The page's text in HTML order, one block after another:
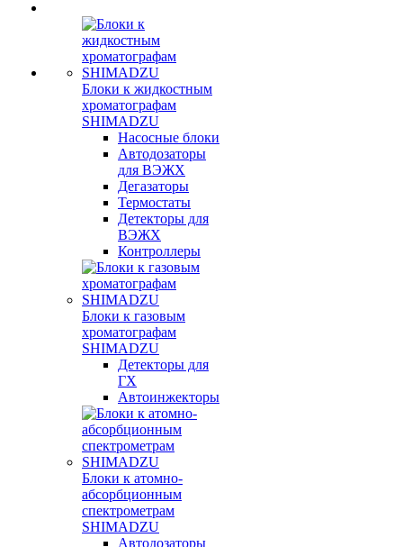
Блоки к жидкостным
хроматографам
SHIMADZU
Насосные блоки
Автодозаторы
для ВЭЖХ
Дегазаторы
Термостаты
Детекторы для
ВЭЖХ
Контроллеры
Блоки к газовым
хроматографам
SHIMADZU
Детекторы для
ГХ
Автоинжекторы
Блоки к атомно-
абсорбционным
спектрометрам
SHIMADZU
Автодозаторы